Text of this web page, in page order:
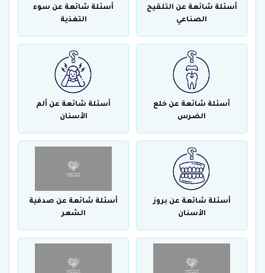
أسئلة شائعة عن التلقيح
الصناعي
أسئلة شائعة عن سوء
التغذية
أسئلة شائعة عن خلع
الضرس
أسئلة شائعة عن ألم
الأسنان
أسئلة شائعة عن بروز
الأسنان
أسئلة شائعة عن صدفية
الشعر